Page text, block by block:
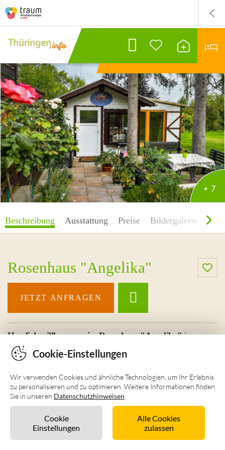
Unverbindlich anfragen
Cookie-Einstellungen
Wir verwenden Cookies und ähnliche Technologien, um Ihr Erlebnis
zu personalisieren und zu optimieren. Weitere Informationen finden
Sie in unseren Datenschutzhinweisen
Cookie
Einstellungen
Alle Cookies
zulassen